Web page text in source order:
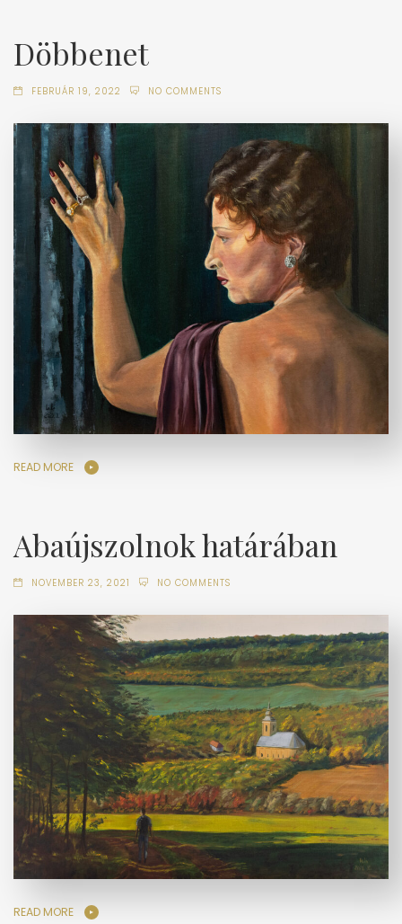
Döbbenet
FEBRUÁR 19, 2022 NO COMMENTS
READ MORE
Abaújszolnok határában
NOVEMBER 23, 2021 NO COMMENTS
READ MORE